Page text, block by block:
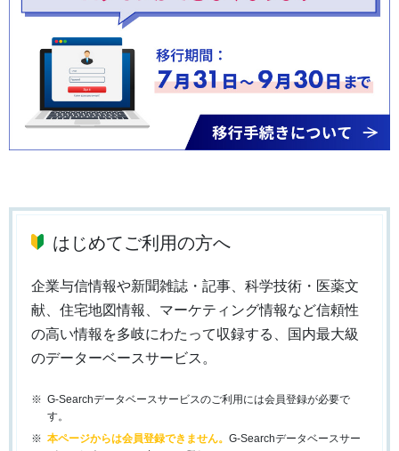
はじめてご利用の方へ
企業与信情報や新聞雑誌・記事、科学技術・医薬文
献、住宅地図情報、マーケティング情報など信頼性
の高い情報を多岐にわたって収録する、国内最大級
のデーターベースサービス。
G-Searchデータベースサービスのご利用には会員登録が必要で
す。
本ページからは会員登録できません。 G-Searchデータベースサー